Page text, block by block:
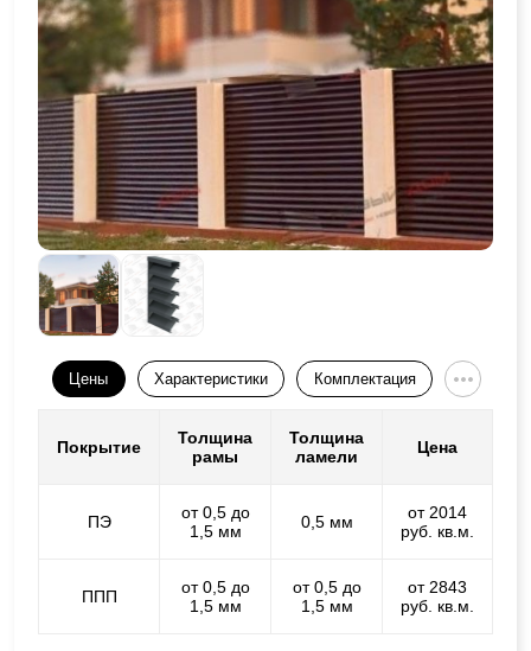
Цены Характеристики Комплектация
Покрытие
Толщина
рамы
Толщина
ламели
Цена
ПЭ
от 0,5 до
1,5 мм
0,5 мм
от 2014
руб. кв.м.
ППП
от 0,5 до
1,5 мм
от 0,5 до
1,5 мм
от 2843
руб. кв.м.